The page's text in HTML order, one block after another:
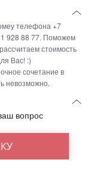
телефона +7
928 88 77. Поможем
стоимость
Вас! :)
сочетание в
невозможно.
вопрос